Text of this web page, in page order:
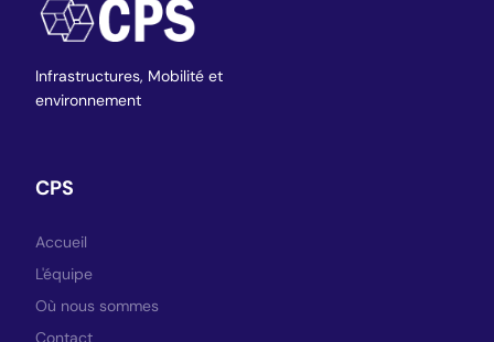
Infrastructures, Mobilité et
environnement
CPS
Accueil
L'équipe
Où nous sommes
Contact